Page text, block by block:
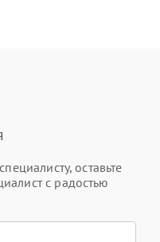
оставьте
с радостью